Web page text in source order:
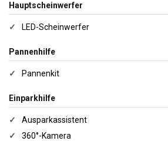
Hauptscheinwerfer
✓ LED-Scheinwerfer
Pannenhilfe
✓ Pannenkit
Einparkhilfe
✓
Ausparkassistent
✓
360°-Kamera